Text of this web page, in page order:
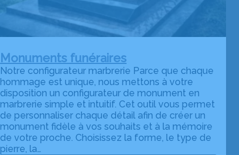
Monuments funéraires
Notre configurateur marbrerie Parce que chaque
hommage est unique, nous mettons à votre
disposition un configurateur de monument en
marbrerie simple et intuitif. Cet outil vous permet
de personnaliser chaque détail afin de créer un
monument fidèle à vos souhaits et à la mémoire
de votre proche. Choisissez la forme, le type de
pierre, la…